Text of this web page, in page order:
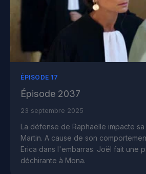
ÉPISODE 17
Épisode 2037
23 septembre 2025
La défense de Raphaëlle impacte
Martin. A cause de son
Erica dans l'embarras. Joël fait une
déchirante à Mona.